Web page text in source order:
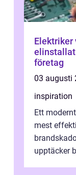
Elektriker
företag
03 augusti
inspiration
Ett
mest
upptäcker